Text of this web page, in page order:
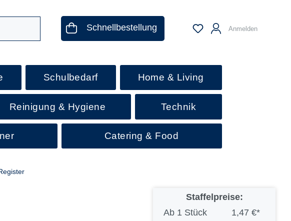
Schnellbestellung Anmelden
Schulbedarf Home & Living
Reinigung & Hygiene Technik
Catering & Food
Staffelpreise:
Ab 1 Stück
1,47 €*